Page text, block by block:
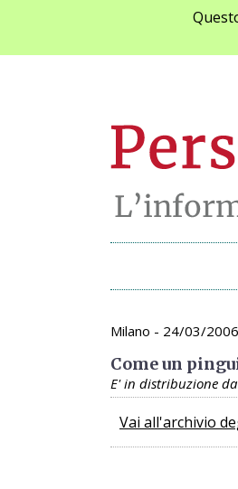
Milano - 24/03/2006
Come un
E' in distribuzione
Vai all'archivio